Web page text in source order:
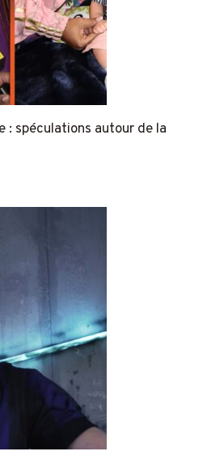
: spéculations autour de la